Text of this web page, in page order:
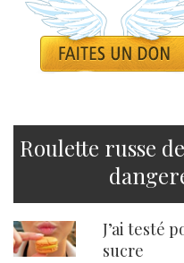
Roulette russe
J’ai testé
sucre